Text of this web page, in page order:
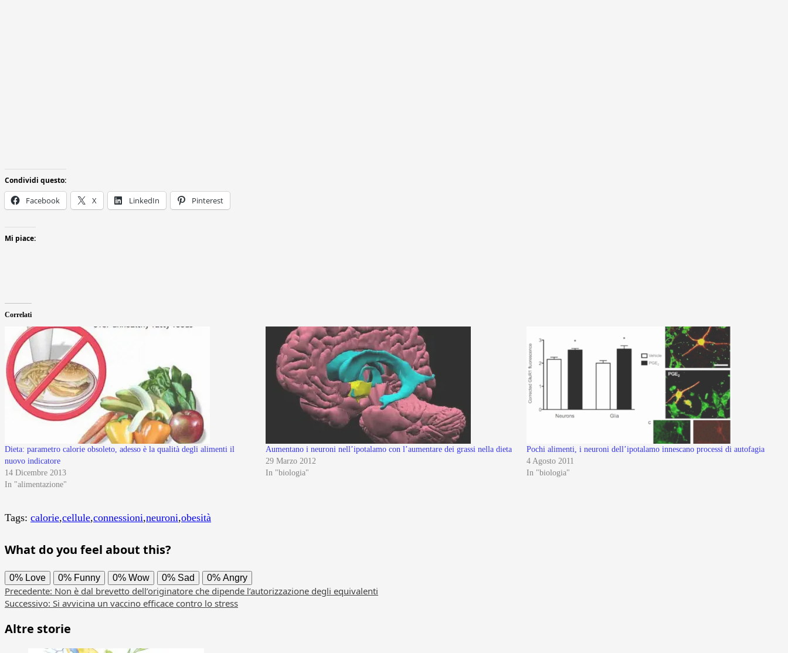
Condividi questo:
Facebook X LinkedIn Pinterest
Mi piace:
Correlati
Dieta: parametro calorie obsoleto, adesso è la qualità degli alimenti il
nuovo indicatore
14 Dicembre 2013
In "alimentazione"
Aumentano i neuroni nell’ipotalamo con l’aumentare dei grassi nella dieta
29 Marzo 2012
In "biologia"
Pochi alimenti, i neuroni dell’ipotalamo innescano processi di autofagia
4 Agosto 2011
In "biologia"
Tags: calorie,cellule,connessioni,neuroni,obesità
What do you feel about this?
0% Love 0% Funny 0% Wow 0% Sad 0% Angry
Navigazione
articolo
Precedente: Non è dal brevetto dell’originatore che dipende l’autorizzazione degli equivalenti
Successivo: Si avvicina un vaccino efficace contro lo stress
Altre storie